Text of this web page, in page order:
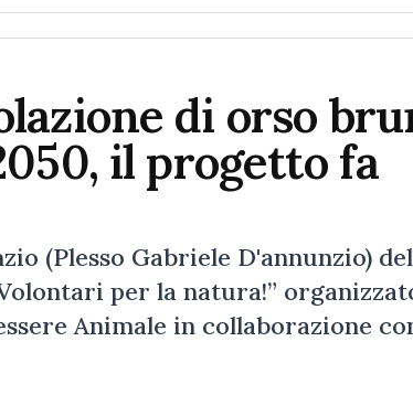
di orso
il progetto fa
(Plesso Gabriele D'annunzio)
per la natura!”
Animale in collaborazione